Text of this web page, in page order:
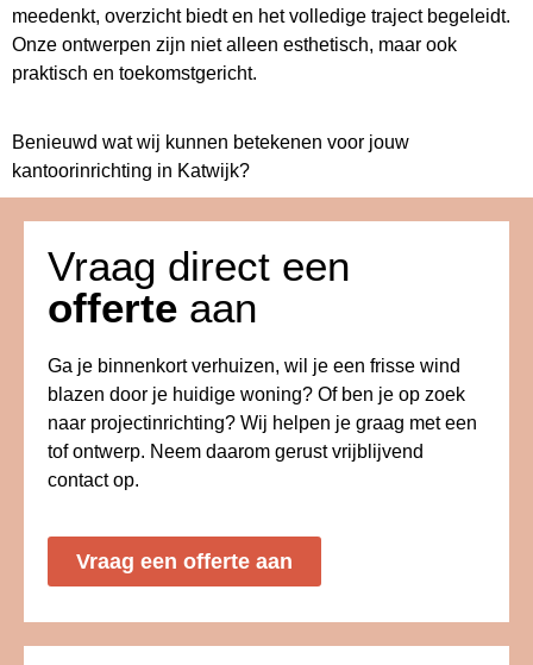
meedenkt, overzicht biedt en het volledige traject begeleidt.
Onze ontwerpen zijn niet alleen esthetisch, maar ook
praktisch en toekomstgericht.
Benieuwd wat wij kunnen betekenen voor jouw
kantoorinrichting in Katwijk?
Vraag direct een
offerte aan
Ga je binnenkort verhuizen, wil je een frisse wind
blazen door je huidige woning? Of ben je op zoek
naar projectinrichting? Wij helpen je graag met een
tof ontwerp. Neem daarom gerust vrijblijvend
contact op.
Vraag een offerte aan